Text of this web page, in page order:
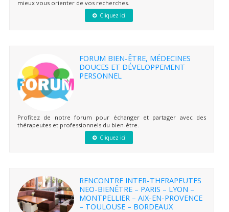
mieux vous orienter de vos recherches.
Cliquez ici
FORUM BIEN-ÊTRE, MÉDECINES
DOUCES ET DÉVELOPPEMENT
PERSONNEL
Profitez de notre forum pour échanger et partager avec des
thérapeutes et professionnels du bien-être.
Cliquez ici
RENCONTRE INTER-THERAPEUTES
NEO-BIENÊTRE – PARIS – LYON –
MONTPELLIER – AIX-EN-PROVENCE
– TOULOUSE – BORDEAUX